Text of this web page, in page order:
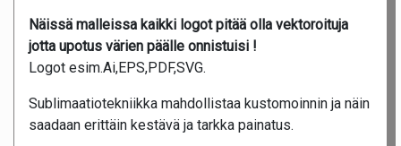
Näissä malleissa kaikki logot pitää olla vektoroituja
jotta upotus värien päälle onnistuisi !
Logot esim.Ai,EPS,PDF,SVG.
Sublimaatiotekniikka mahdollistaa kustomoinnin ja näin
saadaan erittäin kestävä ja tarkka painatus.